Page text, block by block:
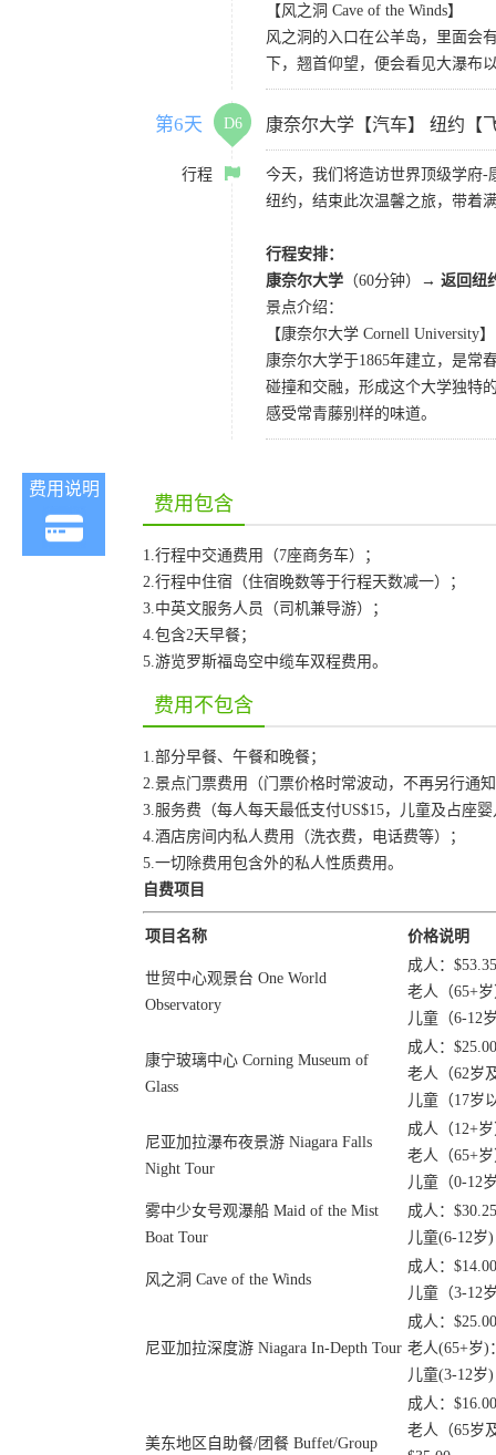
【风之洞 Cave of the Winds】
风之洞的入口在公羊岛，里面会
下，翘首仰望，便会看见大瀑布
第6天 D6 康奈尔大学【汽车】 纽约【
行程
今天，我们将造访世界顶级学府-
纽约，结束此次温馨之旅，带着
行程安排：
康奈尔大学 （60分钟）→ 返回纽
景点介绍：
【康奈尔大学 Cornell University】
康奈尔大学于1865年建立，是常
碰撞和交融，形成这个大学独特
感受常青藤别样的味道。
费用说明
费用包含
1.行程中交通费用（7座商务车）；
2.行程中住宿（住宿晚数等于行程天数减一）；
3.中英文服务人员（司机兼导游）；
4.包含2天早餐；
5.游览罗斯福岛空中缆车双程费用。
费用不包含
1.部分早餐、午餐和晚餐；
2.景点门票费用（门票价格时常波动，不再另行通
3.服务费（每人每天最低支付US$15，儿童及占座
4.酒店房间内私人费用（洗衣费，电话费等）；
5.一切除费用包含外的私人性质费用。
自费项目
项目名称 价格说明
世贸中心观景台 One World
Observatory
成人：$53.35
老人（65+
儿童（6-12
康宁玻璃中心 Corning Museum of
Glass
成人：$25.00
老人（62岁
儿童（17岁
尼亚加拉瀑布夜景游 Niagara Falls
Night Tour
成人（12+
老人（65+
儿童（0-12
雾中少女号观瀑船 Maid of the Mist
Boat Tour
成人：$30.25
儿童(6-12岁
风之洞 Cave of the Winds
成人：$14.00
儿童（3-12
尼亚加拉深度游 Niagara In-Depth Tour
成人：$25.00
老人(65+岁)
儿童(3-12岁
美东地区自助餐/团餐 Buffet/Group
成人：
老人（65岁